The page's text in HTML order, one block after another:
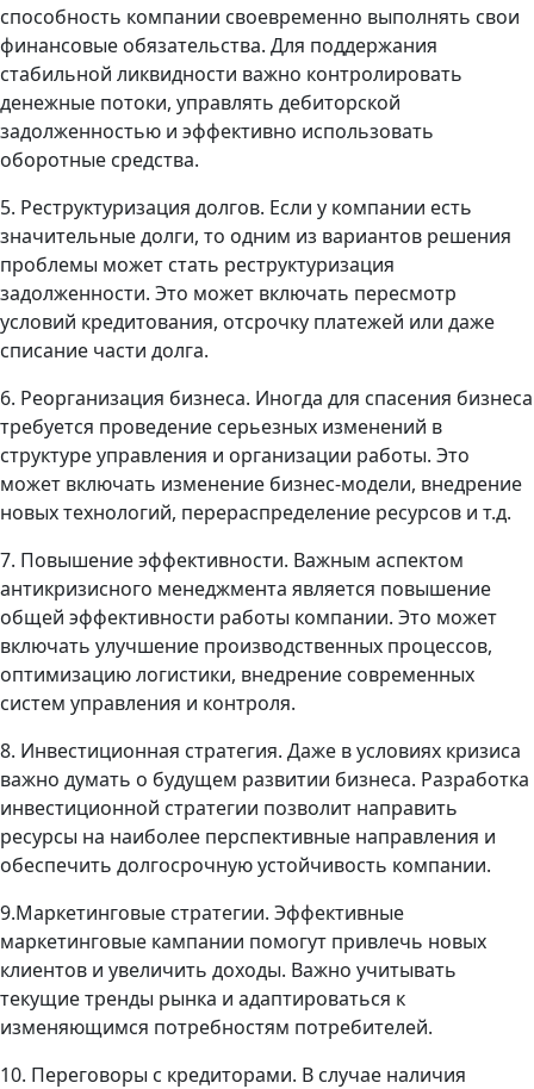
способность компании своевременно выполнять свои
финансовые обязательства. Для поддержания
стабильной ликвидности важно контролировать
денежные потоки, управлять дебиторской
задолженностью и эффективно использовать
оборотные средства.
5. Реструктуризация долгов. Если у компании есть
значительные долги, то одним из вариантов решения
проблемы может стать реструктуризация
задолженности. Это может включать пересмотр
условий кредитования, отсрочку платежей или даже
списание части долга.
6. Реорганизация бизнеса. Иногда для спасения бизнеса
требуется проведение серьезных изменений в
структуре управления и организации работы. Это
может включать изменение бизнес-модели, внедрение
новых технологий, перераспределение ресурсов и т.д.
7. Повышение эффективности. Важным аспектом
антикризисного менеджмента является повышение
общей эффективности работы компании. Это может
включать улучшение производственных процессов,
оптимизацию логистики, внедрение современных
систем управления и контроля.
8. Инвестиционная стратегия. Даже в условиях кризиса
важно думать о будущем развитии бизнеса. Разработка
инвестиционной стратегии позволит направить
ресурсы на наиболее перспективные направления и
обеспечить долгосрочную устойчивость компании.
9.Маркетинговые стратегии. Эффективные
маркетинговые кампании помогут привлечь новых
клиентов и увеличить доходы. Важно учитывать
текущие тренды рынка и адаптироваться к
изменяющимся потребностям потребителей.
10. Переговоры с кредиторами. В случае наличия